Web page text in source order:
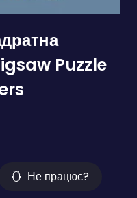
Puzzle
Не працює?